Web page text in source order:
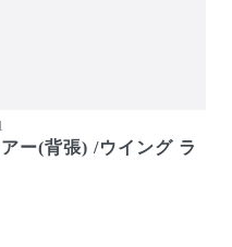
ー(背張) /ウイング ラ